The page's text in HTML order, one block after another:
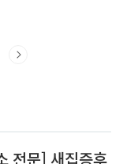
실질가치를 보장
료율 오르나!? 국